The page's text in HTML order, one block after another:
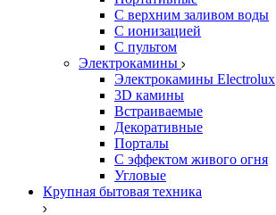
С верхним заливом воды
С ионизацией
С пультом
Электрокамины
Электрокамины Electrolux
3D камины
Встраиваемые
Декоративные
Порталы
С эффектом живого огня
Угловые
Крупная бытовая техника